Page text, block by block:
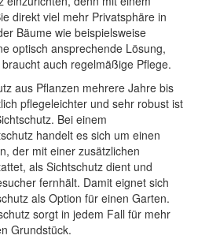
direkt viel mehr Privatsphäre in
Bäume wie beispielsweise
optisch ansprechende Lösung,
auch regelmäßige Pflege.
aus Pflanzen mehrere Jahre bis
pflegeleichter und sehr robust ist
Bei einem
handelt es sich um einen
der mit einer zusätzlichen
als Sichtschutz dient und
fernhält. Damit eignet sich
als Option für einen Garten.
sorgt in jedem Fall für mehr
Grundstück.